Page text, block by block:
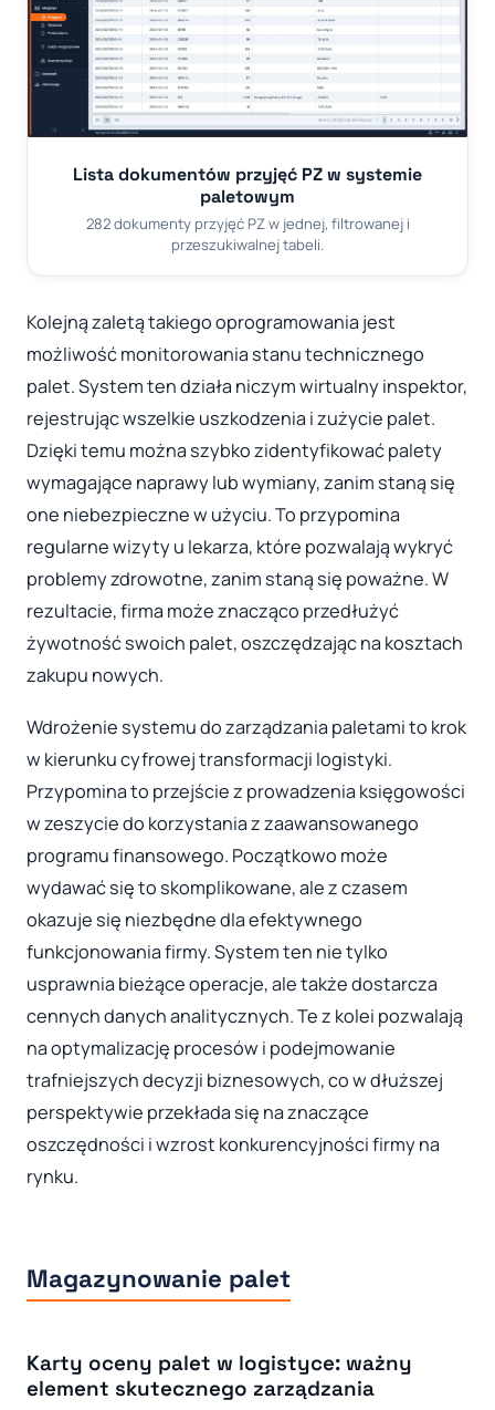
Lista dokumentów przyjęć PZ w systemie
paletowym
282 dokumenty przyjęć PZ w jednej, filtrowanej i
przeszukiwalnej tabeli.
Kolejną zaletą takiego oprogramowania jest
możliwość monitorowania stanu technicznego
palet. System ten działa niczym wirtualny inspektor,
rejestrując wszelkie uszkodzenia i zużycie palet.
Dzięki temu można szybko zidentyfikować palety
wymagające naprawy lub wymiany, zanim staną się
one niebezpieczne w użyciu. To przypomina
regularne wizyty u lekarza, które pozwalają wykryć
problemy zdrowotne, zanim staną się poważne. W
rezultacie, firma może znacząco przedłużyć
żywotność swoich palet, oszczędzając na kosztach
zakupu nowych.
Wdrożenie systemu do zarządzania paletami to krok
w kierunku cyfrowej transformacji logistyki.
Przypomina to przejście z prowadzenia księgowości
w zeszycie do korzystania z zaawansowanego
programu finansowego. Początkowo może
wydawać się to skomplikowane, ale z czasem
okazuje się niezbędne dla efektywnego
funkcjonowania firmy. System ten nie tylko
usprawnia bieżące operacje, ale także dostarcza
cennych danych analitycznych. Te z kolei pozwalają
na optymalizację procesów i podejmowanie
trafniejszych decyzji biznesowych, co w dłuższej
perspektywie przekłada się na znaczące
oszczędności i wzrost konkurencyjności firmy na
rynku.
Magazynowanie palet
Karty oceny palet w logistyce: ważny
element skutecznego zarządzania